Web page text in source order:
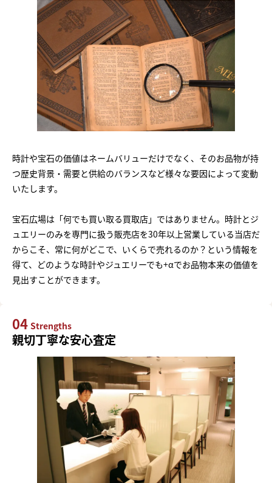
時計や宝石の価値はネームバリューだけでなく、そのお品物が持
つ歴史背景・需要と供給のバランスなど様々な要因によって変動
いたします。
宝石広場は「何でも買い取る買取店」ではありません。時計とジ
ュエリーのみを専門に扱う販売店を30年以上営業している当店だ
からこそ、常に何がどこで、いくらで売れるのか？という情報を
得て、どのような時計やジュエリーでも+αでお品物本来の価値を
見出すことができます。
04 Strengths
親切丁寧な安心査定